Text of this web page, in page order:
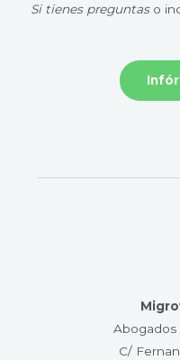
Si tienes preguntaso
Abogados
C/